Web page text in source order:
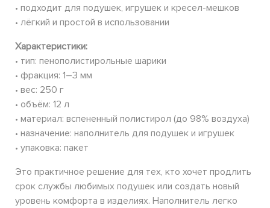
• подходит для подушек, игрушек и кресел-мешков
• лёгкий и простой в использовании
Характеристики:
• тип: пенополистирольные шарики
• фракция: 1–3 мм
• вес: 250 г
• объём: 12 л
• материал: вспененный полистирол (до 98% воздуха)
• назначение: наполнитель для подушек и игрушек
• упаковка: пакет
Это практичное решение для тех, кто хочет продлить
срок службы любимых подушек или создать новый
уровень комфорта в изделиях. Наполнитель легко